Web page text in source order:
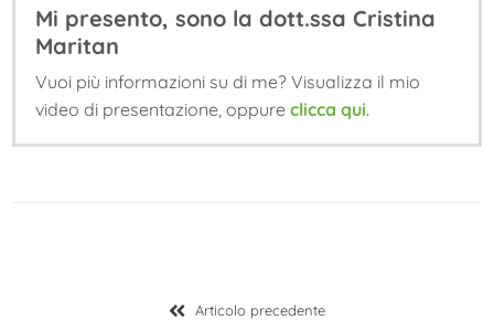
Mi presento, sono la dott.ssa Cristina
Maritan
Vuoi più informazioni su di me? Visualizza il mio
video di presentazione, oppureclicca qui.
Articolo precedenteArticolo